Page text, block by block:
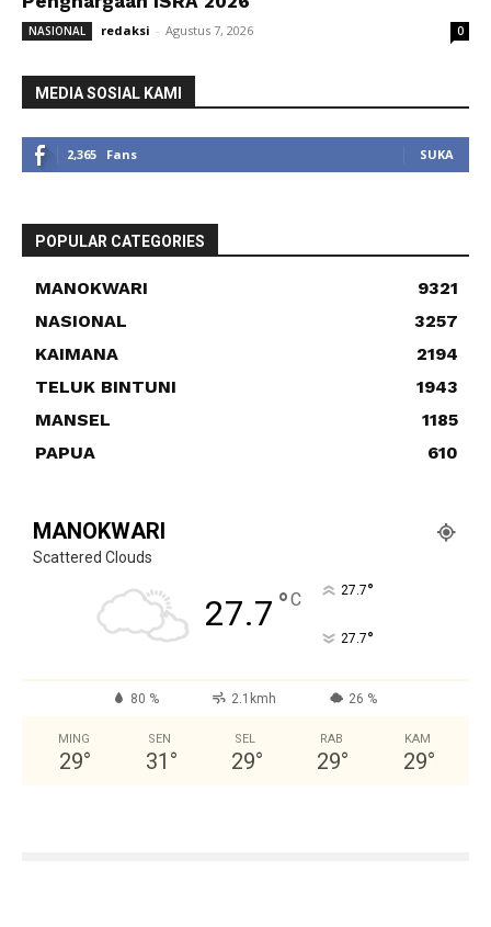
NASIONAL redaksi - Agustus 7, 2026 0
MEDIA SOSIAL KAMI
2,365 Fans SUKA
POPULAR CATEGORIES
MANOKWARI
9321
NASIONAL
3257
KAIMANA
2194
TELUK BINTUNI
1943
MANSEL
1185
PAPUA
610
MANOKWARI
Scattered Clouds
27.7 °C 27.7°
27.7°
80 % 2.1kmh 26 %
MING
29°
SEN
31 °
SEL
29°
RAB
29°
KAM
29°